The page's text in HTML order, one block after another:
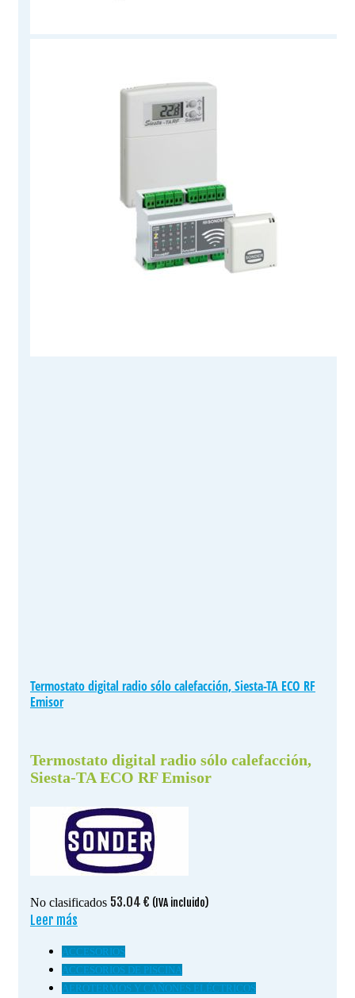
Termostato digital radio sólo calefacción, Siesta-TA ECO RF
Emisor
Termostato digital radio sólo calefacción,
Siesta-TA ECO RF Emisor
No clasificados 53.04 € (IVA incluido)
Leer más
ACCESORIOS
ACCESORIOS DE PISCINA
AEROTERMOS Y CAÑONES ELÉCTRICOS